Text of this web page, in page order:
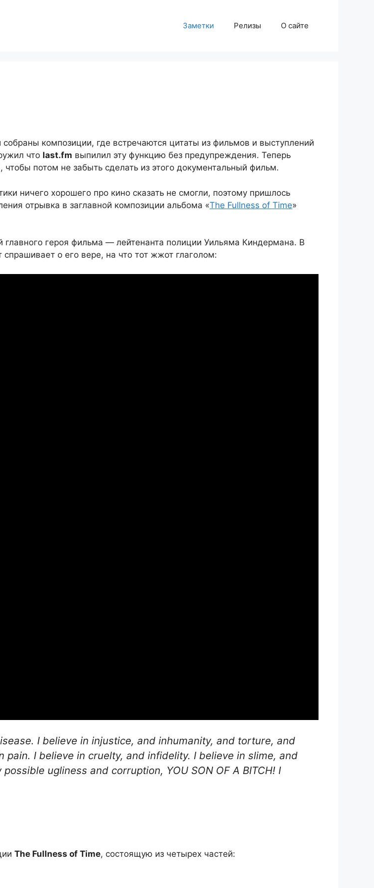
Заметки Релизы О сайте
композиции, где встречаются цитаты из фильмов и выступлений
что last.fm выпилил эту функцию без предупреждения. Теперь
чтобы потом не забыть сделать из этого документальный фильм.
ничего хорошего про кино сказать не смогли, поэтому пришлось
отрывка в заглавной композиции альбома «The Fullness of Time»
главного героя фильма — лейтенанта полиции Уильяма Киндермана. В
о его вере, на что тот жжот глаголом:
I believe in injustice, and inhumanity, and torture, and
pain. I believe in cruelty, and infidelity. I believe in slime, and
ugliness and corruption, YOU SON OF A BITCH! I
The Fullness of Time, состоящую из четырех частей: